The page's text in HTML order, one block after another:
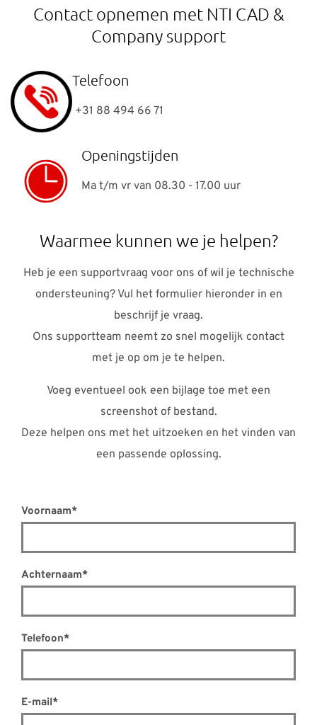
Contact opnemen met NTI CAD &
Company support
Telefoon
+31 88 494 66 71
Openingstijden
Ma t/m vr van 08.30 - 17.00 uur
Waarmee kunnen we je helpen?
Heb je een supportvraag voor ons of wil je technische
ondersteuning? Vul het formulier hieronder in en
beschrijf je vraag.
Ons supportteam neemt zo snel mogelijk contact
met je op om je te helpen.
Voeg eventueel ook een bijlage toe met een
screenshot of bestand.
Deze helpen ons met het uitzoeken en het vinden van
een passende oplossing.
Voornaam*
Achternaam*
Telefoon*
E-mail*